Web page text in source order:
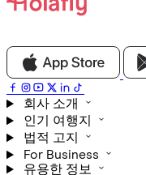
회사 소개
인기 여행지
법적 고지
For Business
유용한 정보